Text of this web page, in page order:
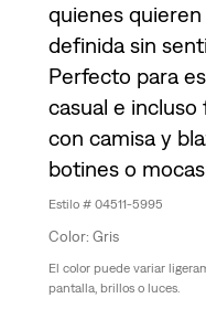
quienes
definida sin
Perfecto para
casual e
con camisa y
botines o
04511-5995
Gris
El color puede variar
pantalla, brillos o luces.